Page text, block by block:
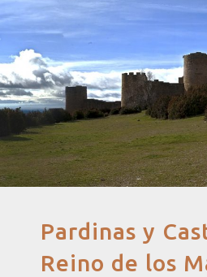
Pardinas y
Reino de los